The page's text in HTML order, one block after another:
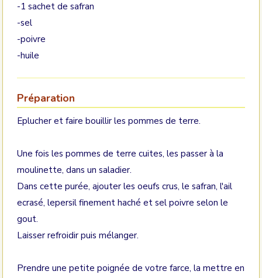
-1 sachet de safran
-sel
-poivre
-huile
Préparation
Eplucher et faire bouillir les pommes de terre.
Une fois les pommes de terre cuites, les passer à la
moulinette, dans un saladier.
Dans cette purée, ajouter les oeufs crus, le safran, l'ail
ecrasé, lepersil finement haché et sel poivre selon le
gout.
Laisser refroidir puis mélanger.
Prendre une petite poignée de votre farce, la mettre en